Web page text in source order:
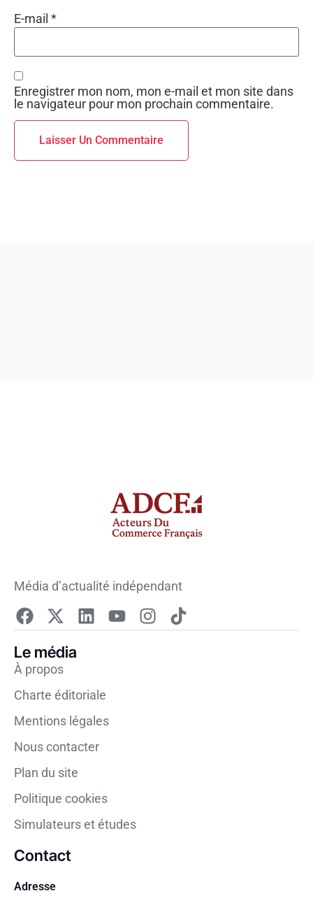
E-mail *
Enregistrer mon nom, mon e-mail et mon site dans
le navigateur pour mon prochain commentaire.
Média d’actualité indépendant
Le média
À propos
Charte éditoriale
Mentions légales
Nous contacter
Plan du site
Politique cookies
Simulateurs et études
Contact
Adresse